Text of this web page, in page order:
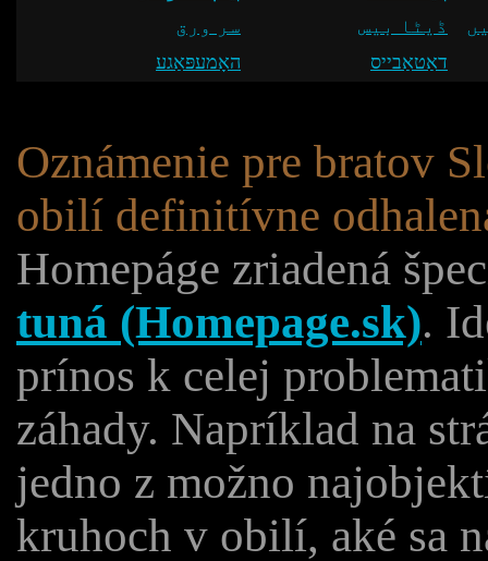
سر ورق
ڈیٹا بیس
האָמעפּאַגע
דאַטאַבייס
Oznámenie pre bratov
obilí definitívne
Homepáge zriadená
tuná (Homepage.sk).
prínos k celej
záhady. Napríklad na
jedno z možno
kruhoch v obilí, aké sa